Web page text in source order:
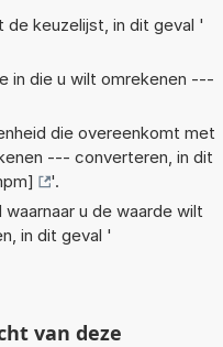
keuzelijst, in dit geval '
in die u wilt omrekenen ---
die overeenkomt met
--- converteren, in dit
'.
u de waarde wilt
in dit geval '
van deze